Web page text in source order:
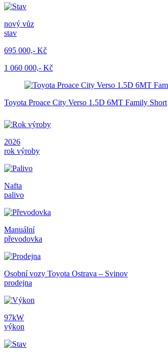
nový vůz
stav
695 000,- Kč
1 060 000,- Kč
Toyota Proace City Verso 1.5D 6MT Family Short
2026
rok výroby
Nafta
palivo
Manuální
převodovka
Osobní vozy Toyota Ostrava – Svinov
prodejna
97kW
výkon